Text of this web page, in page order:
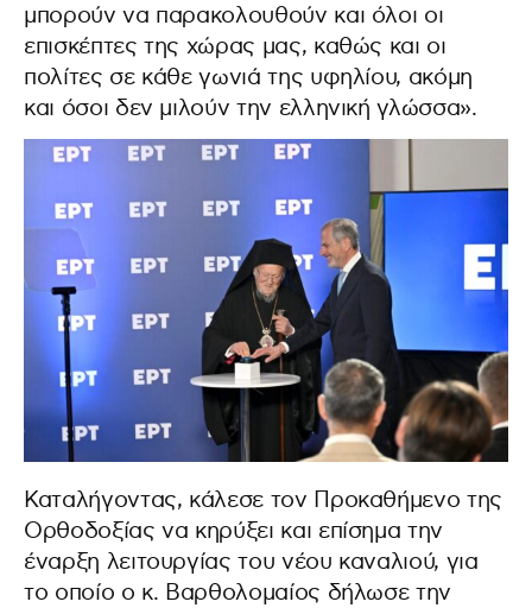
μπορούν να παρακολουθούν και όλοι οι
επισκέπτες της χώρας μας, καθώς και οι
πολίτες σε κάθε γωνιά της υφηλίου, ακόμη
και όσοι δεν μιλούν την ελληνική γλώσσα».
Καταλήγοντας, κάλεσε τον Προκαθήμενο της
Ορθοδοξίας να κηρύξει και επίσημα την
έναρξη λειτουργίας του νέου καναλιού, για
το οποίο ο κ. Βαρθολομαίος δήλωσε την